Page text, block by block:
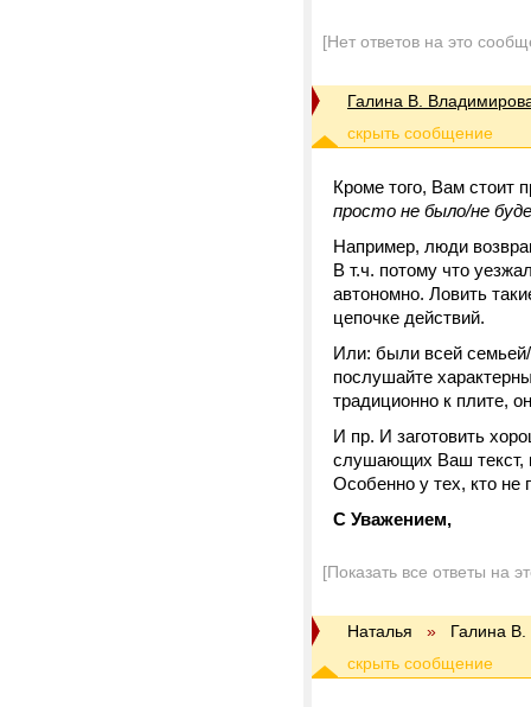
[Нет ответов на это
Галина В.
Кроме того, Вам стоит
просто не было/не
Например, люди
В т.ч. потому что
автономно. Ловить
цепочке действий.
Или: были всей семьей/
послушайте
традиционно к плите,
И пр. И заготовить
слушающих Ваш текст,
Особенно у тех, кто не
С Уважением,
[Показать все ответы на
Наталья » Галина